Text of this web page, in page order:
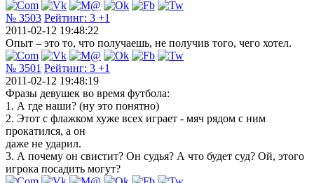
№ 3503 Рейтинг: 3 +1
2011-02-12 19:48:22
Опыт – это то, что получаешь, не получив того, чего хотел.
№ 3501 Рейтинг: 3 +1
2011-02-12 19:48:19
Фразы девушек во время футбола:
1. А где наши? (ну это понятно)
2. Этот с флажком хуже всех играет - мяч рядом с ним
прокатился, а он
даже не ударил.
3. А почему он свистит? Он судья? А что будет суд? Ой, этого
игрока посадить могут?